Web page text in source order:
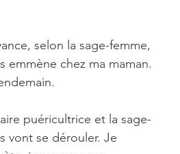
selon la sage-femme,
emmène chez ma maman.
puéricultrice et la sage-
vont se dérouler. Je